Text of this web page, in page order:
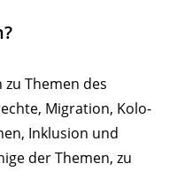
Themen des
Migration, Kolo­
Inklusion und
der Themen, zu